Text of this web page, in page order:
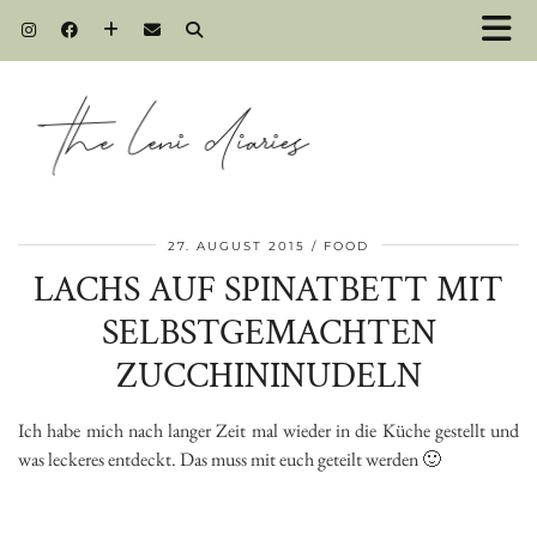
27. AUGUST 2015 FOOD
LACHS AUF SPINATBETT MIT
SELBSTGEMACHTEN
ZUCCHININUDELN
Ich habe mich nach langer Zeit mal wieder in die Küche gestellt und
was leckeres entdeckt. Das muss mit euch geteilt werden 🙂